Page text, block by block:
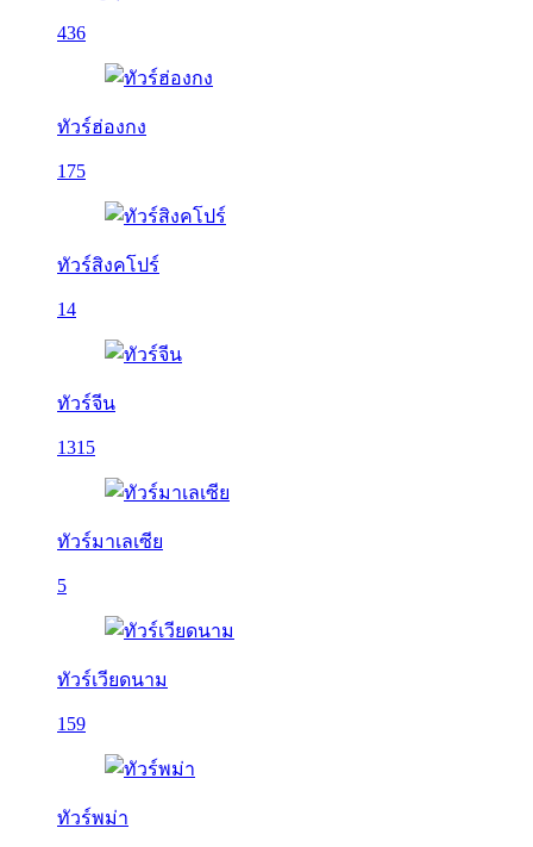
436
ทัวร์ฮ่องกง
175
ทัวร์สิงคโปร์
14
ทัวร์จีน
1315
ทัวร์มาเลเซีย
5
ทัวร์เวียดนาม
159
ทัวร์พม่า